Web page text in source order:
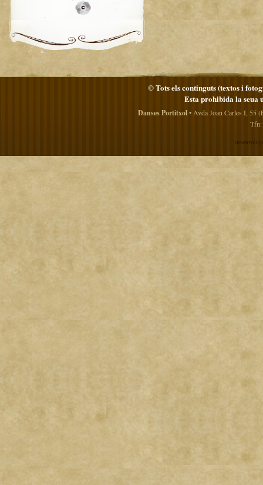
© Tots els continguts (textos i
Esta prohibida la seua
Danses Portitxol• Avda Joan Carles I, 55
Tfn: